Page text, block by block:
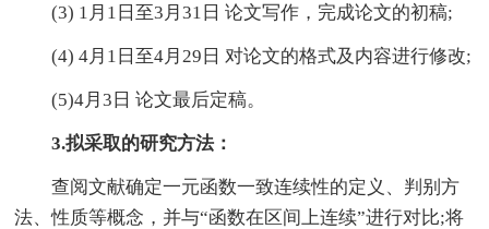
(3) 1月1日至3月31日 论文写作，完成论文的初稿;
(4) 4月1日至4月29日 对论文的格式及内容进行修改;
(5)4月3日 论文最后定稿。
3.拟采取的研究方法：
查阅文献确定一元函数一致连续性的定义、判别方
法、性质等概念，并与“函数在区间上连续”进行对比;将